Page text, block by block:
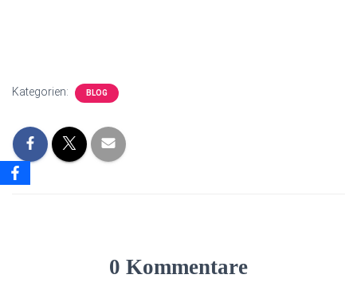
Kategorien: BLOG
0 Kommentare